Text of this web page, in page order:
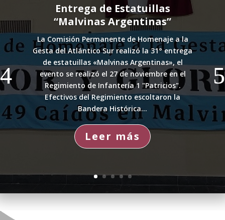
Entrega de Estatuillas
“Malvinas Argentinas”
La Comisión Permanente de Homenaje a la
Gesta del Atlántico Sur realizó la 31° entrega
de estatuillas «Malvinas Argentinas», el
evento se realizó el 27 de noviembre en el
Regimiento de Infantería 1 "Patricios".
Efectivos del Regimiento escoltaron la
Bandera Histórica...
Leer más